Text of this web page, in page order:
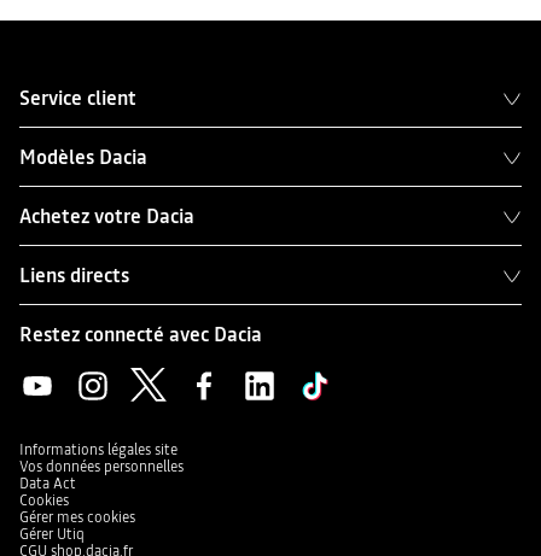
Service client
Modèles Dacia
Achetez votre Dacia
Liens directs
Restez connecté avec Dacia
Informations légales site
Vos données personnelles
Data Act
Cookies
Gérer mes cookies
Gérer Utiq
CGU shop.dacia.fr